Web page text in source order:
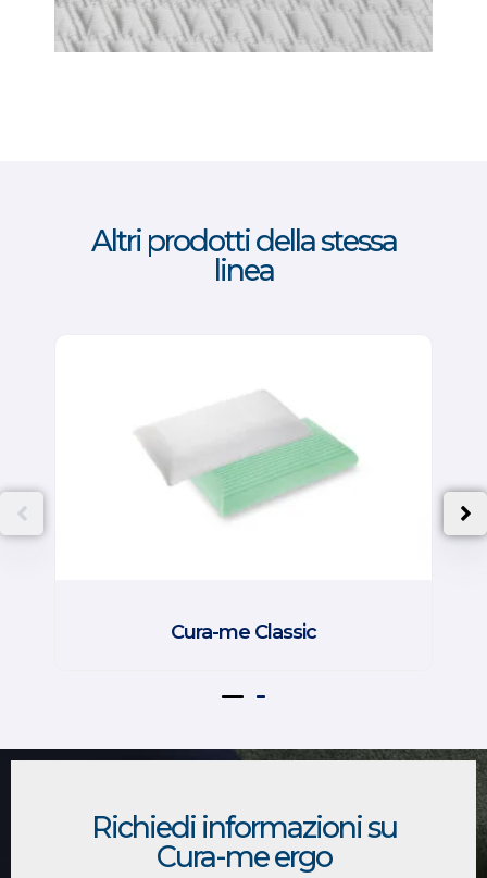
Altri prodotti della stessa
linea
Cura-me Classic
Richiedi informazioni su
Cura-me ergo